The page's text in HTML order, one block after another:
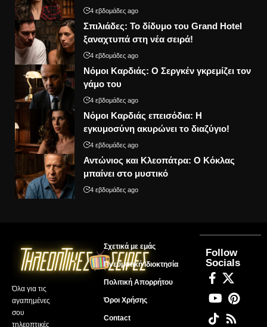
4 εβδομάδες ago
Σπιλιάδες: Το δίδυμο του Grand Hotel
ξαναχτυπά στη νέα σειρά!
4 εβδομάδες ago
Νόμοι Καρδιάς: Ο Σεργκέν γκρεμίζει τον
γάμο του
4 εβδομάδες ago
Νόμοι Καρδιάς επεισόδια: Η
εγκυμοσύνη ακυρώνει το διαζύγιο!
4 εβδομάδες ago
Αντώνιος και Κλεοπάτρα: Ο Κόκλας
μπαίνει στο μυστικό
4 εβδομάδες ago
Όλα για τις
αγαπημένες
σου
τηλεοπτικές
Σχετικά με εμάς
Πνευματική Ιδιοκτησία
Πολιτική Απορρήτου
Όροι Χρήσης
Contact
Follow
Socials